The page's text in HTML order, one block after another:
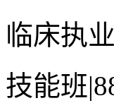
临床执
技能班|